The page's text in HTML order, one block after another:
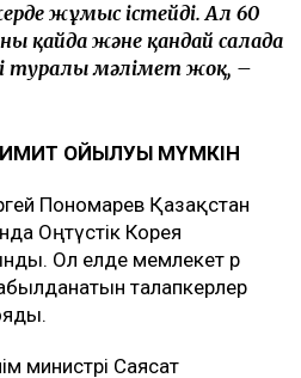
жұмыс істейді. Ал 60
қайда және қандай салада
туралы мәлімет жоқ, –
ҚОЙЫЛУЫ МҮМКІН
Пономарев Қазақстан
Оңтүстік Корея
Ол елде мемлекет әр
талапкерлер
министрі Саясат